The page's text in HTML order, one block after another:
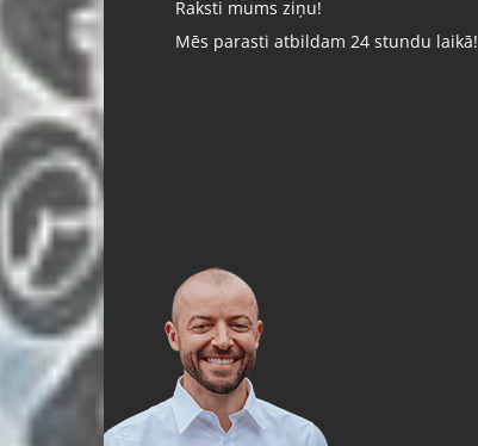
Raksti mums ziņu!
Mēs parasti atbildam 24 stundu laikā!